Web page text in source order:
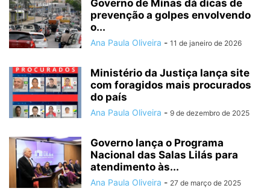
Governo de Minas dá dicas de
prevenção a golpes envolvendo
o...
Ana Paula Oliveira - 11 de janeiro de 2026
Ministério da Justiça lança site
com foragidos mais procurados
do país
Ana Paula Oliveira - 9 de dezembro de 2025
Governo lança o Programa
Nacional das Salas Lilás para
atendimento às...
Ana Paula Oliveira - 27 de março de 2025